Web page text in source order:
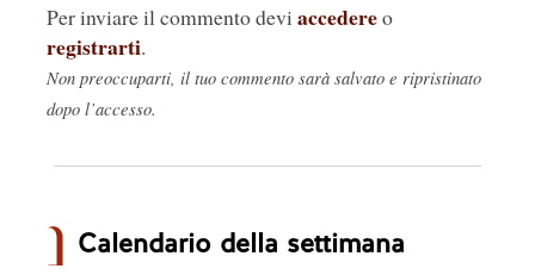
Per inviare il commento devi accedereo
registrarti.
Non preoccuparti, il tuo commento sarà salvato e ripristinato
dopo l’accesso.
Calendario della settimana